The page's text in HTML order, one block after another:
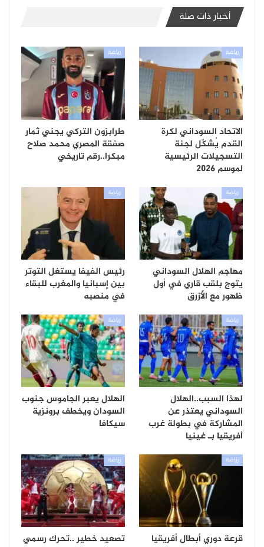
أخبار ذات صلة
رياضة
الاتحاد السوداني لكرة
القدم يُشكّل لجنة
التسجيلات الرئيسية
لموسم 2026
رياضة
طرابزون التركي يجني ثمار
صفقة المصري محمد صلاح
مبكرا..رقم تاريخي
رياضة
مهاجم الهلال السوداني
يتوج بلقب قاري في أول
ظهور مع الأزرق
رياضة
رئيس الفيفا يستغل التوتر
بين إسبانيا والمغرب للبقاء
في منصبه
رياضة
لهذا السبب..الهلال
السوداني يعتذر عن
المشاركة في بطولة غرب
أفريقيا بـ غينيا
رياضة
الهلال يعبر الجاموس جنوب
السودان ويخطف برونزية
سيكافا
رياضة
قرعة دوري أبطال أفريقيا
رياضة
تصعيد خطير ..تحرك رسمي